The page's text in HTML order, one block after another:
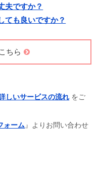
夫ですか？
ても良いですか？
ちら
しいサービスの流れ をご
ォーム 』よりお問い合わせ